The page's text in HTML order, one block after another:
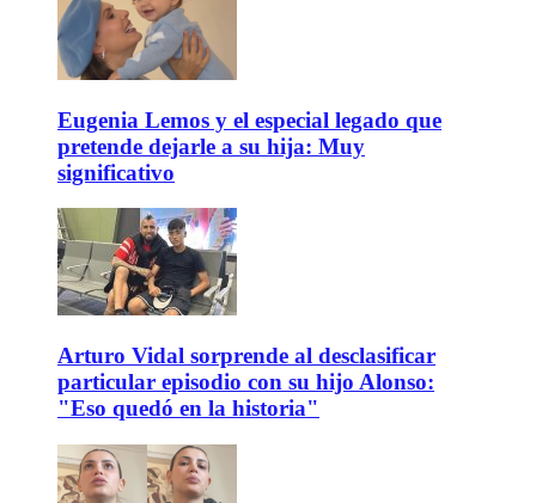
Eugenia Lemos y el especial legado que
pretende dejarle a su hija: Muy
significativo
Arturo Vidal sorprende al desclasificar
particular episodio con su hijo Alonso:
"Eso quedó en la historia"